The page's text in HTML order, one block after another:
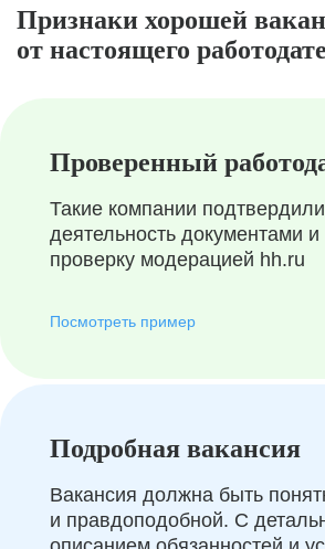
Признаки хорошей
от настоящего
Проверенный
Такие компании
деятельность документами
проверку модерацией hh.ru
Посмотреть пример
Подробная вакансия
Вакансия должна быть
и правдоподобной. С